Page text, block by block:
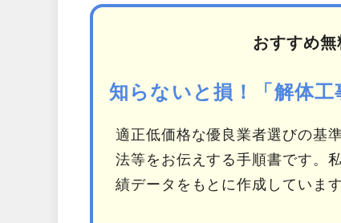
おすすめ
知らないと損！「解体工
適正低価格な優良業者選びの基
法等をお伝えする手順書です。
績データをもとに作成しています